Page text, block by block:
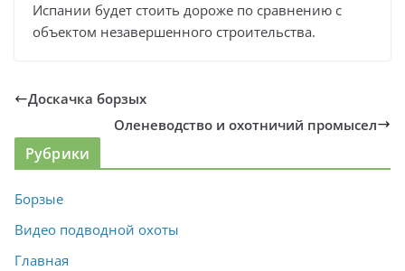
Испании будет стоить дороже по сравнению с
объектом незавершенного строительства.
Доскачка борзых
Оленеводство и охотничий промысел
Рубрики
Борзые
Видео подводной охоты
Главная